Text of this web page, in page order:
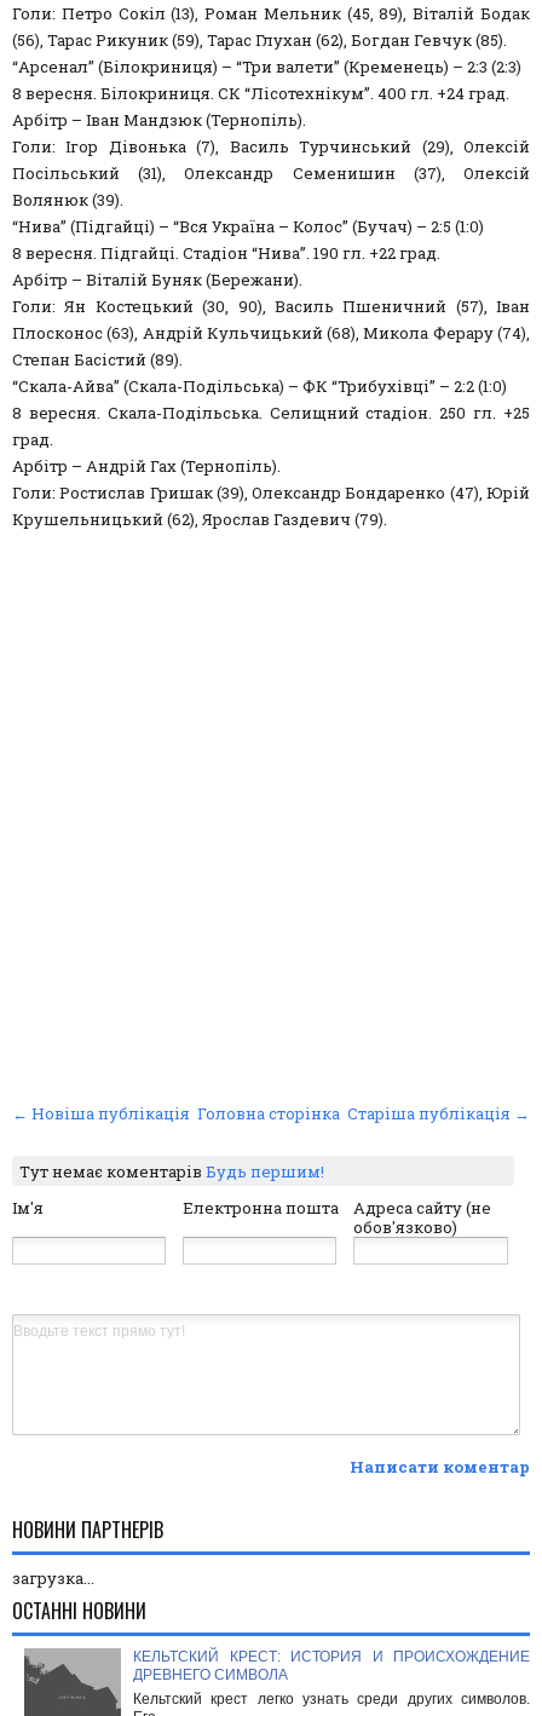
Голи: Петро Сокіл (13), Роман Мельник (45, 89), Віталій Бодак
(56), Тарас Рикуник (59), Тарас Глухан (62), Богдан Гевчук (85).
“Арсенал” (Білокриниця) – “Три валети” (Кременець) – 2:3 (2:3)
8 вересня. Білокриниця. СК “Лісотехнікум”. 400 гл. +24 град.
Арбітр – Іван Мандзюк (Тернопіль).
Голи: Ігор Дівонька (7), Василь Турчинський (29), Олексій
Посільський (31), Олександр Семенишин (37), Олексій
Волянюк (39).
“Нива” (Підгайці) – “Вся Україна – Колос” (Бучач) – 2:5 (1:0)
8 вересня. Підгайці. Стадіон “Нива”. 190 гл. +22 град.
Арбітр – Віталій Буняк (Бережани).
Голи: Ян Костецький (30, 90), Василь Пшеничний (57), Іван
Плосконос (63), Андрій Кульчицький (68), Микола Ферару (74),
Степан Басістий (89).
“Скала-Айва” (Скала-Подільська) – ФК “Трибухівці” – 2:2 (1:0)
8 вересня. Скала-Подільська. Селищний стадіон. 250 гл. +25
град.
Арбітр – Андрій Гах (Тернопіль).
Голи: Ростислав Гришак (39), Олександр Бондаренко (47), Юрій
Крушельницький (62), Ярослав Газдевич (79).
← Новіша публікація Старіша публікація →
Головна сторінка
Тут немає коментарівБудь першим!
Ім'я
Електронна пошта
Адреса сайту (не
обов'язково)
Написати коментар
НОВИНИ ПАРТНЕРІВ
загрузка...
ОСТАННІ НОВИНИ
КЕЛЬТСКИЙ КРЕСТ: ИСТОРИЯ И ПРОИСХОЖДЕНИЕ
ДРЕВНЕГО СИМВОЛА
Кельтский крест легко узнать среди других символов.